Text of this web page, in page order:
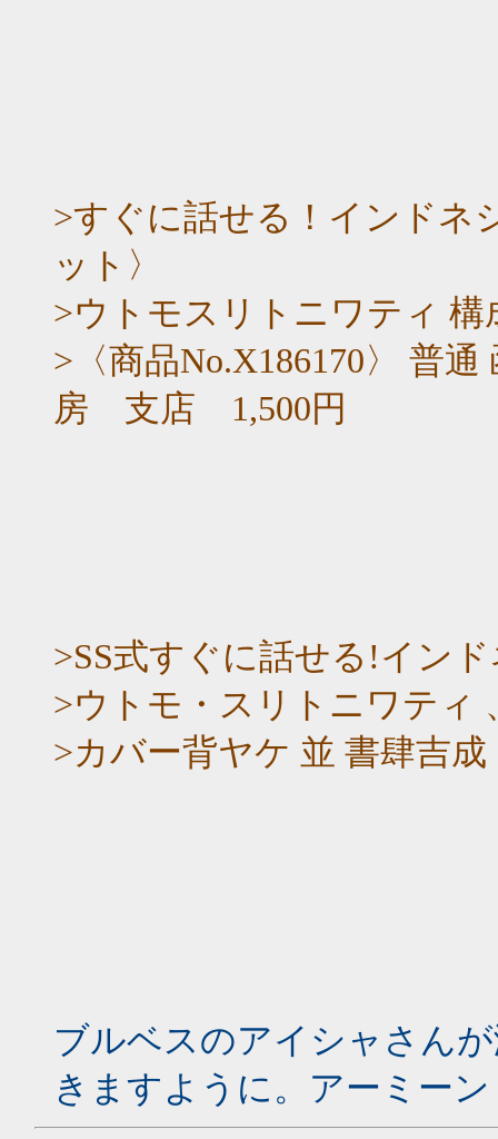
>すぐに話せる！インドネ
ット〉
>ウトモスリトニワティ 構
>〈商品No.X186170〉 普
房 支店 1,500円
>SS式すぐに話せる!イン
>ウトモ・スリトニワティ
>カバー背ヤケ 並 書肆吉
ブルベスのアイシャさん
きますように。アーミーン